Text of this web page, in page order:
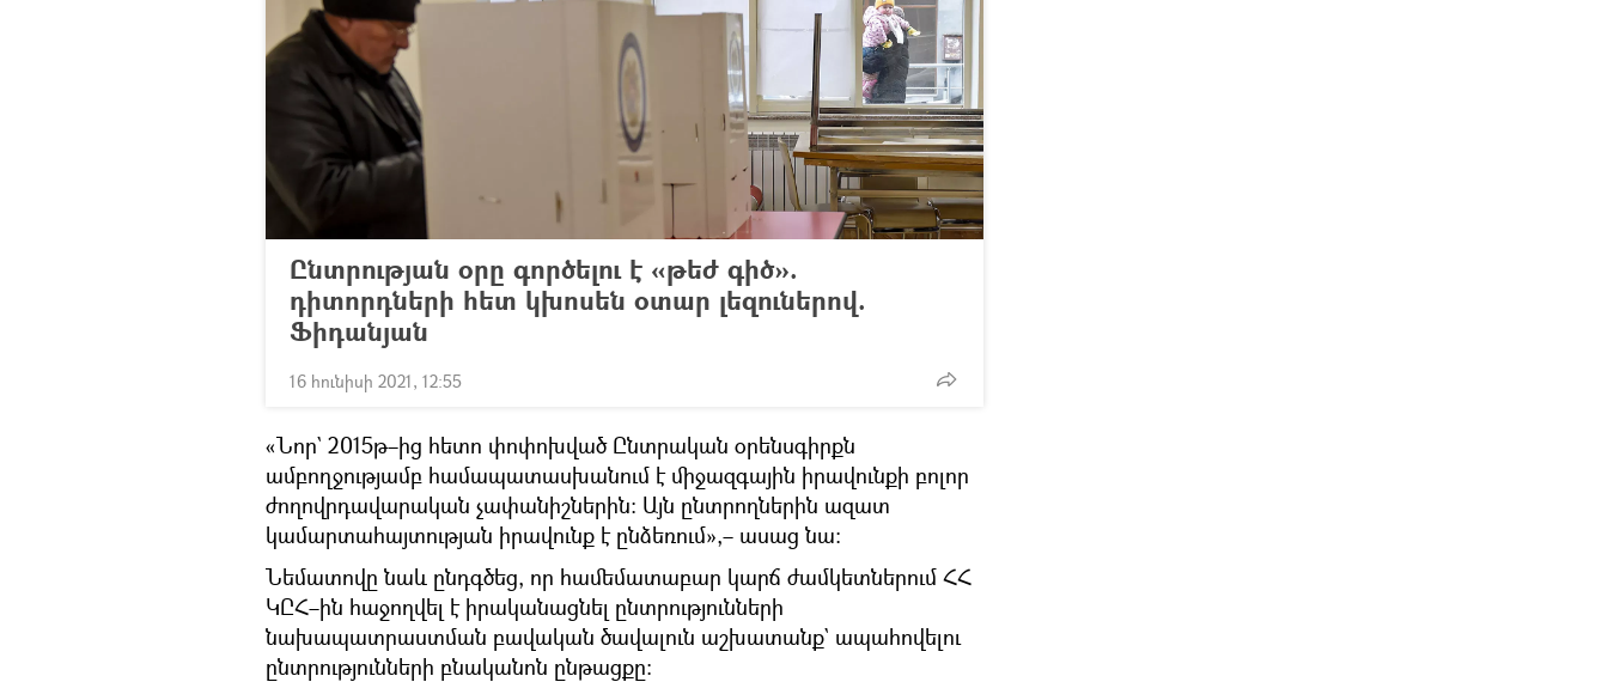
Ընտրության օրը գործելու է «թեժ գիծ».
դիտորդների հետ կխոսեն օտար լեզուներով.
Ֆիդանյան
16 հունիսի 2021, 12:55
«Նոր` 2015թ–ից հետո փոփոխված Ընտրական օրենսգիրքն
ամբողջությամբ համապատասխանում է միջազգային իրավունքի բոլոր
ժողովրդավարական չափանիշներին։ Այն ընտրողներին ազատ
կամարտահայտության իրավունք է ընձեռում»,– ասաց նա։
Նեմատովը նաև ընդգծեց, որ համեմատաբար կարճ ժամկետներում ՀՀ
ԿԸՀ–ին հաջողվել է իրականացնել ընտրությունների
նախապատրաստման բավական ծավալուն աշխատանք` ապահովելու
ընտրությունների բնականոն ընթացքը։